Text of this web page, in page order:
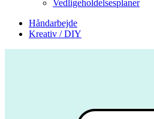
Vedligeholdelsesplaner
Håndarbejde
Kreativ / DIY